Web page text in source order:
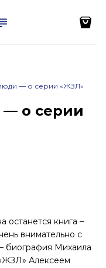
— о серии «ЖЗЛ»
о серии
книга –
внимательно с
биография Михаила
Алексеем